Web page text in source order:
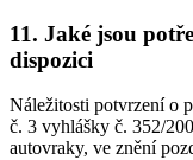
11. Jaké jsou
dispozici
Náležitosti potvrzení o
č. 3 vyhlášky č. 352/
autovraky, ve znění